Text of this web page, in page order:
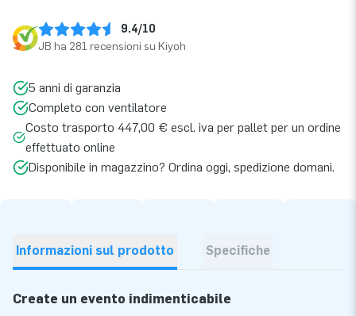
9.4/10
JB ha 281 recensioni su Kiyoh
5 anni di garanzia
Completo con ventilatore
Costo trasporto 447,00 € escl. iva per pallet per un ordine
effettuato online
Disponibile in magazzino? Ordina oggi, spedizione domani.
Informazioni sul prodotto Specifiche
Create un evento indimenticabile